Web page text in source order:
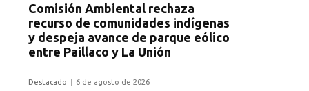
Comisión Ambiental rechaza
recurso de comunidades indígenas
y despeja avance de parque eólico
entre Paillaco y La Unión
Destacado 6 de agosto de 2026